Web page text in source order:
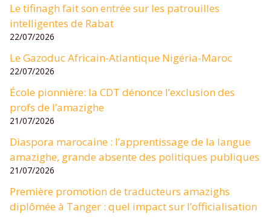
Le tifinagh fait son entrée sur les patrouilles
intelligentes de Rabat
22/07/2026
Le Gazoduc Africain-Atlantique Nigéria-Maroc
22/07/2026
École pionnière: la CDT dénonce l’exclusion des
profs de l’amazighe
21/07/2026
Diaspora marocaine : l’apprentissage de la langue
amazighe, grande absente des politiques publiques
21/07/2026
Première promotion de traducteurs amazighs
diplômée à Tanger : quel impact sur l’officialisation